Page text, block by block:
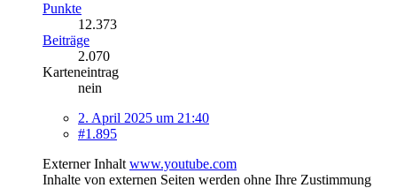
Punkte
12.373
Beiträge
2.070
Karteneintrag
nein
2. April 2025 um 21:40
#1.895
Externer Inhalt www.youtube.com
Inhalte von externen Seiten werden ohne Ihre Zustimmung